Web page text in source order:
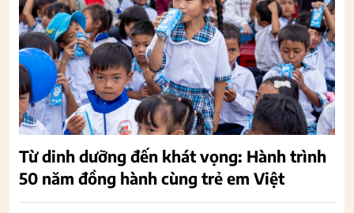
Từ dinh dưỡng đến khát vọng: Hành trình
50 năm đồng hành cùng trẻ em Việt